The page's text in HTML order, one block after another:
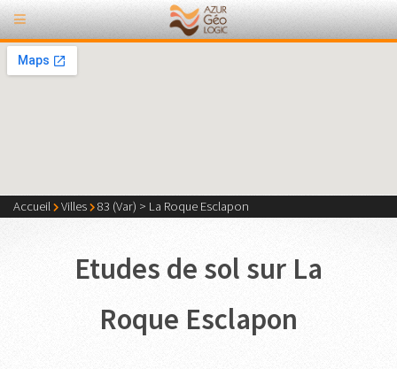
Accueil Villes 83 (Var) > La Roque Esclapon
Etudes de sol sur La
Roque Esclapon